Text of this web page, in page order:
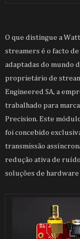
O que distingue a
streamers é o facto
adaptadas do mundo
proprietário de
Engineered SA, a
trabalhado para
Precision. Este
foi concebido
transmissão
redução ativa de
soluções de hardware